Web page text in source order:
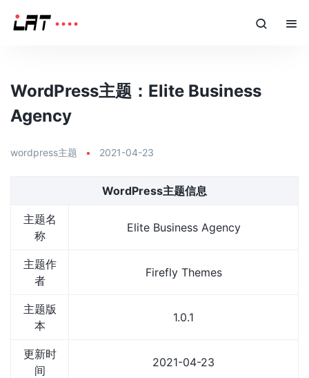
WordPress主题：Elite Business
Agency
wordpress主题 • 2021-04-23
WordPress主题信息
主题名
称
Elite Business Agency
主题作
者
Firefly Themes
主题版
本
1.0.1
更新时
间
2021-04-23